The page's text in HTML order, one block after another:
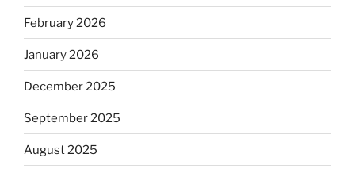
February 2026
January 2026
December 2025
September 2025
August 2025